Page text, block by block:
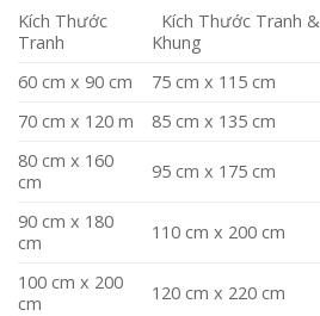
Kích Thước
Tranh
Kích Thước Tranh &
Khung
60 cm x 90 cm
75 cm x 115 cm
70 cm x 120 m
85 cm x 135 cm
80 cm x 160
cm
95 cm x 175 cm
90 cm x 180
cm
110 cm x 200 cm
100 cm x 200
cm
120 cm x 220 cm